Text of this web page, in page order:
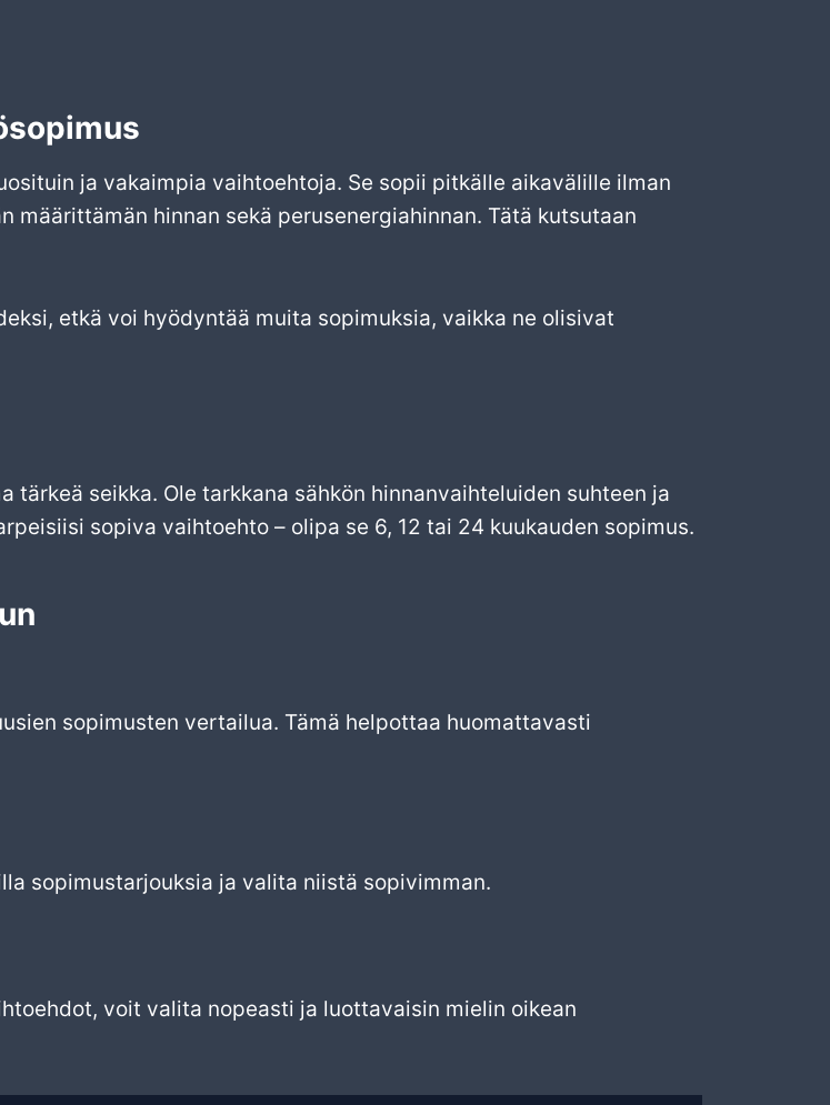
ja vakaimpia vaihtoehtoja. Se sopii pitkälle aikavälille ilman
hinnan sekä perusenergiahinnan. Tätä kutsutaan
etkä voi hyödyntää muita sopimuksia, vaikka ne olisivat
seikka. Ole tarkkana sähkön hinnanvaihteluiden suhteen ja
sopiva vaihtoehto – olipa se 6, 12 tai 24 kuukauden sopimus.
sopimusten vertailua. Tämä helpottaa huomattavasti
sopimustarjouksia ja valita niistä sopivimman.
voit valita nopeasti ja luottavaisin mielin oikean